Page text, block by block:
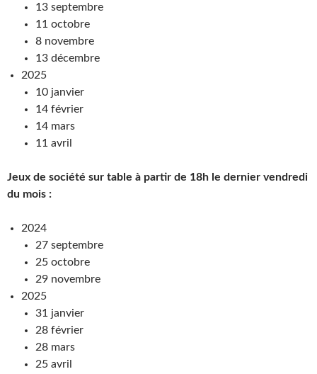
13 septembre
11 octobre
8 novembre
13 décembre
2025
10 janvier
14 février
14 mars
11 avril
Jeux de société sur table à partir de 18h le dernier vendredi
du mois :
2024
27 septembre
25 octobre
29 novembre
2025
31 janvier
28 février
28 mars
25 avril